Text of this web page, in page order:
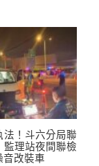
法！斗六分局聯
監理站夜間聯檢
改裝車